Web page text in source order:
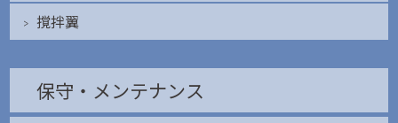
撹拌翼
保守・メンテナンス